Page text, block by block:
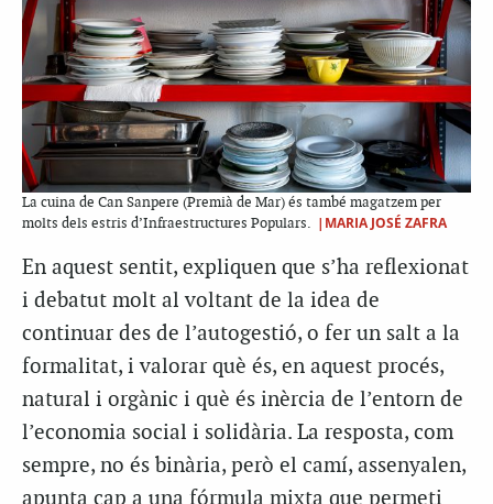
La cuina de Can Sanpere (Premià de Mar) és també magatzem per
molts dels estris d’Infraestructures Populars. |MARIA JOSÉ ZAFRA
En aquest sentit, expliquen que s’ha reflexionat
i debatut molt al voltant de la idea de
continuar des de l’autogestió, o fer un salt a la
formalitat, i valorar què és, en aquest procés,
natural i orgànic i què és inèrcia de l’entorn de
l’economia social i solidària. La resposta, com
sempre, no és binària, però el camí, assenyalen,